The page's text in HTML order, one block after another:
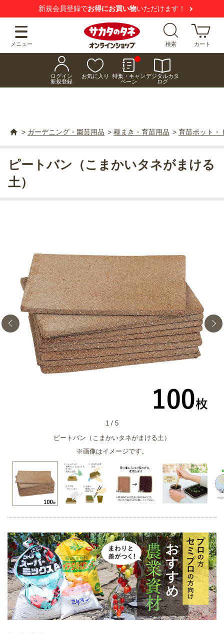
新規会員登録でお得にお買い物いただけます！
メニュー 検索 カート
ログイン
新規登録
お気に入り
特集・キャン
ペーン
デジタルカタ
ログ
> ガーデニング・園芸用品 > 種まき・育苗用品 > 育苗ポット・
ピートバン（こまかいタネがまける土）
※画像はイメージです。
1 / 5
ピートバン（こまかいタネがまける
土）